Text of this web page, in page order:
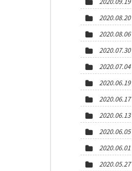
2020.08.20
2020.08.06
2020.07.30
2020.07.04
2020.06.19
2020.06.17
2020.06.13
2020.06.05
2020.06.01
2020.05.27